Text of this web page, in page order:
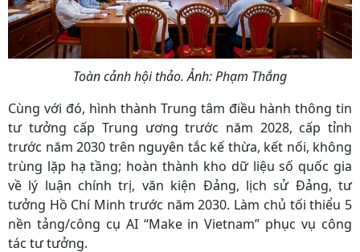
Toàn cảnh hội thảo. Ảnh: Phạm Thắng
Cùng với đó, hình thành Trung tâm điều hành thông tin
tư tưởng cấp Trung ương trước năm 2028, cấp tỉnh
trước năm 2030 trên nguyên tắc kế thừa, kết nối, không
trùng lặp hạ tầng; hoàn thành kho dữ liệu số quốc gia
về lý luận chính trị, văn kiện Đảng, lịch sử Đảng, tư
tưởng Hồ Chí Minh trước năm 2030. Làm chủ tối thiểu 5
nền tảng/công cụ AI “Make in Vietnam” phục vụ công
tác tư tưởng.